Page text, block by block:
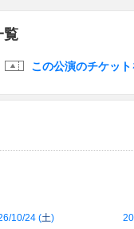
覧
この公演のチケット
10/24 (土)